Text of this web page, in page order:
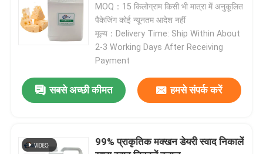
MOQ：15 किलोग्राम किसी भी मात्रा में अनुकूलित
पैकेजिंग कोई न्यूनतम आदेश नहीं
मूल्य：Delivery Time: Ship Within About
2-3 Working Days After Receiving
Payment
सबसे अच्छी कीमत हमसे संपर्क करें
99% प्राकृतिक मक्खन डेयरी स्वाद निकालें